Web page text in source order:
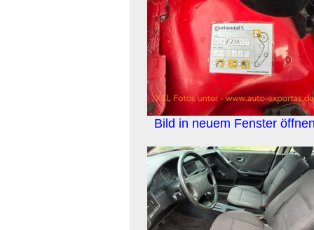
Bild in neuem Fenster